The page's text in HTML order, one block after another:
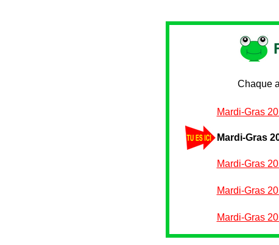
Chaque
Mardi-Gras
Mardi-Gras
Mardi-Gras
Mardi-Gras
Mardi-Gras